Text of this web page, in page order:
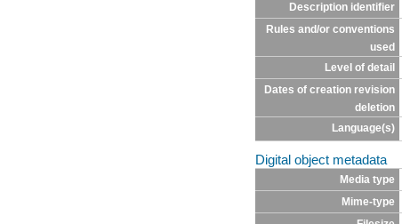
Description identifier
Rules and/or conventions
used
Level of detail
Dates of creation revision
deletion
Language(s)
Digital object metadata
Media type
Mime-type